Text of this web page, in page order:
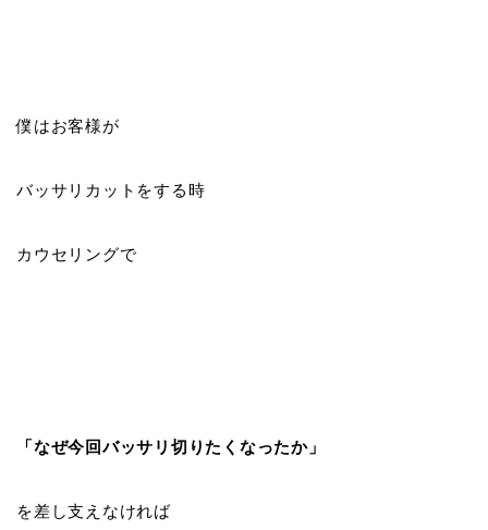
僕はお客様が
バッサリカットをする時
カウセリングで
「なぜ今回バッサリ切りたくなったか」
を差し支えなければ